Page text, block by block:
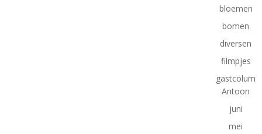
bloemen
bomen
diversen
filmpjes
gastcolumn
Antoon
juni
mei